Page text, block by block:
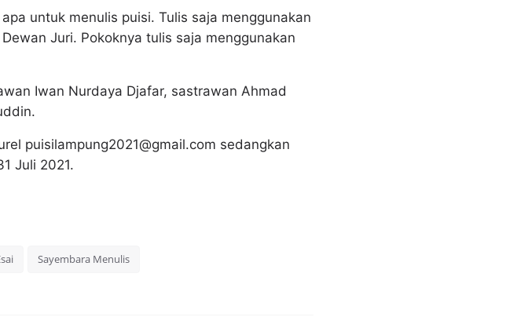
untuk menulis puisi. Tulis saja menggunakan
Juri. Pokoknya tulis saja menggunakan
Iwan Nurdaya Djafar, sastrawan Ahmad
puisilampung2021@gmail.com sedangkan
Juli 2021.
Sayembara Menulis